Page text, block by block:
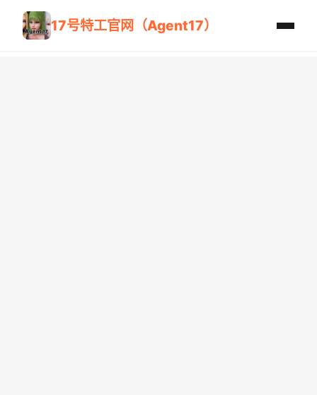
17号特工官网（Agent17）